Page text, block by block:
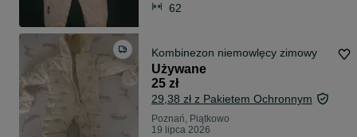
62
Kombinezon niemowlęcy zimowy
Używane
25 zł
29,38 zł z Pakietem Ochronnym
Poznań, Piątkowo
19 lipca 2026